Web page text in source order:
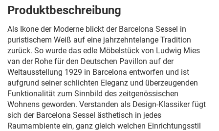
Produktbeschreibung
Als Ikone der Moderne blickt der Barcelona Sessel in
puristischem Weiß auf eine jahrzehntelange Tradition
zurück. So wurde das edle Möbelstück von Ludwig Mies
van der Rohe für den Deutschen Pavillon auf der
Weltausstellung 1929 in Barcelona entworfen und ist
aufgrund seiner schlichten Eleganz und überzeugenden
Funktionalität zum Sinnbild des zeitgenössischen
Wohnens geworden. Verstanden als Design-Klassiker fügt
sich der Barcelona Sessel ästhetisch in jedes
Raumambiente ein, ganz gleich welchen Einrichtungsstil